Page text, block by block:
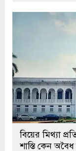
বিয়ের মিথ্যা
শাস্তি কেন